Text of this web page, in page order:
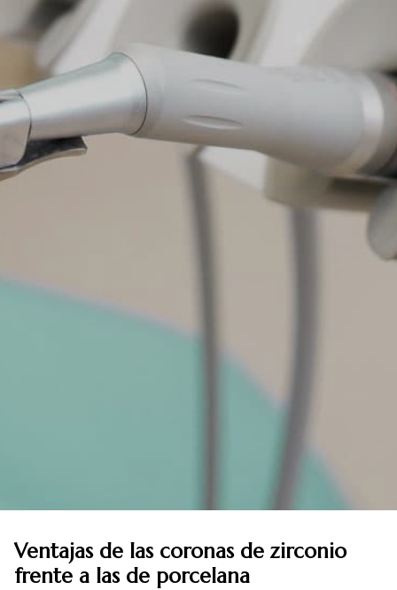
Ventajas de las coronas de zirconio
frente a las de porcelana